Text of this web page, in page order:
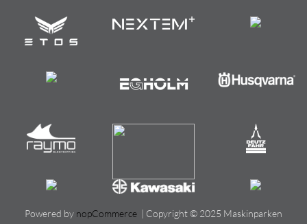
Powered by nopCommerce | Copyright © 2025 Maskinparken